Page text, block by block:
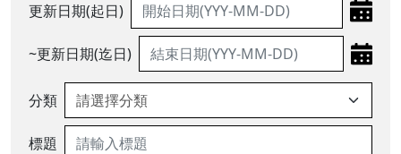
更新日期(起日)
~更新日期(迄日)
分類
標題